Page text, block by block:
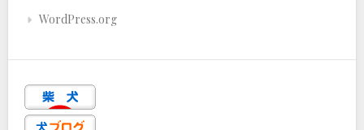
WordPress.org